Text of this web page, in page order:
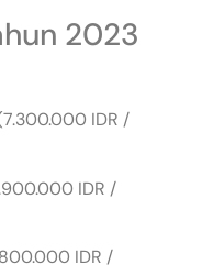
2023
IDR /
IDR /
IDR /